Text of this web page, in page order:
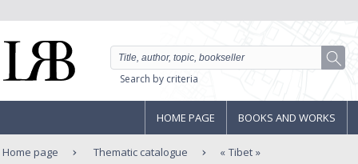
Search by criteria
HOME PAGE BOOKS AND WORKS
Home page Thematic catalogue Tibet